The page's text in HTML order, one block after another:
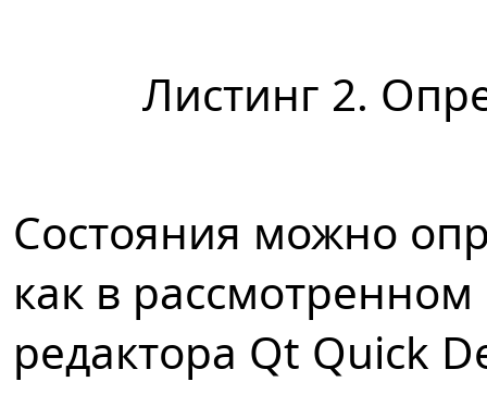
Листинг 2.
Состояния можно
как в
редактора Qt Quick